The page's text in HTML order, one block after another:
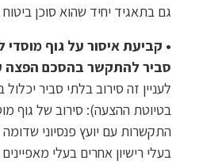
גם בתאגיד יחיד שהוא סוכן
• קביעת איסור על גוף מוסדי
סביר להתקשר בהסכם הפצה
לעניין זה סירוב בלתי סביר
בטיוטת ההצעה): סירוב של גוף
התקשרות עם יועץ פנסיוני
בעלי רישיון אחרים בעלי